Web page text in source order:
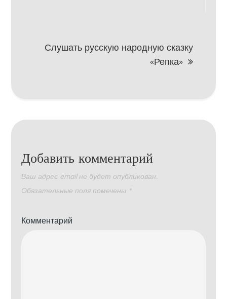
Слушать русскую народную сказку
«Репка»
Добавить комментарий
Ваш адрес email не будет опубликован.
Обязательные поля помечены *
Комментарий